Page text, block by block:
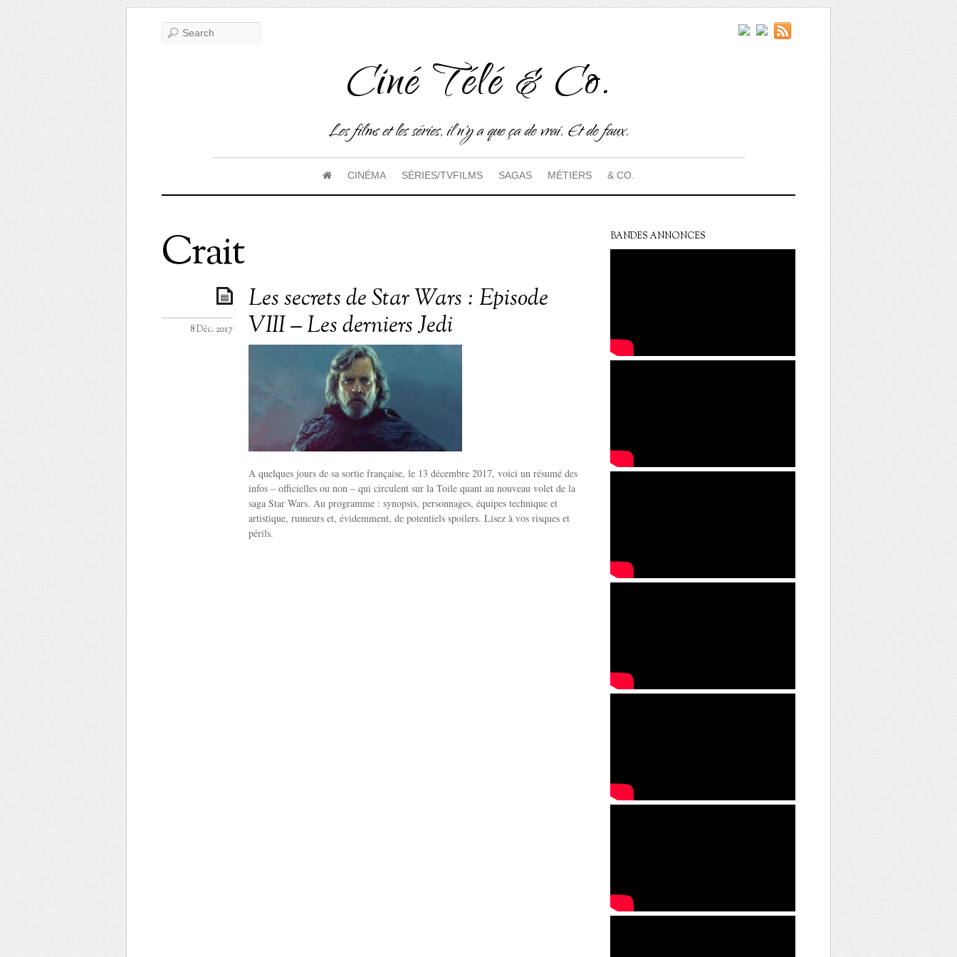
Ciné Télé & Co.
Les films et les séries, il n'y a que ça de vrai. Et de faux.
CINÉMA SÉRIES/TVFILMS SAGAS MÉTIERS & CO.
Crait
Les secrets de Star Wars : Episode
VIII – Les derniers Jedi
8 Déc. 2017
A quelques jours de sa sortie française, le 13 décembre 2017, voici un résumé des
infos – officielles ou non – qui circulent sur la Toile quant au nouveau volet de la
saga Star Wars. Au programme : synopsis, personnages, équipes technique et
artistique, rumeurs et, évidemment, de potentiels spoilers. Lisez à vos risques et
périls.
BANDES ANNONCES